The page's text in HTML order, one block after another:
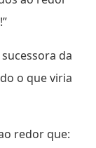
da
o que viria
redor que: